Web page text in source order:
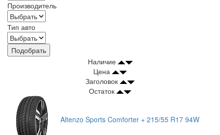
Производитель
Тип авто
Подобрать
Наличие
Цена
Заголовок
Остаток
Altenzo Sports Comforter + 215/55 R17 94W